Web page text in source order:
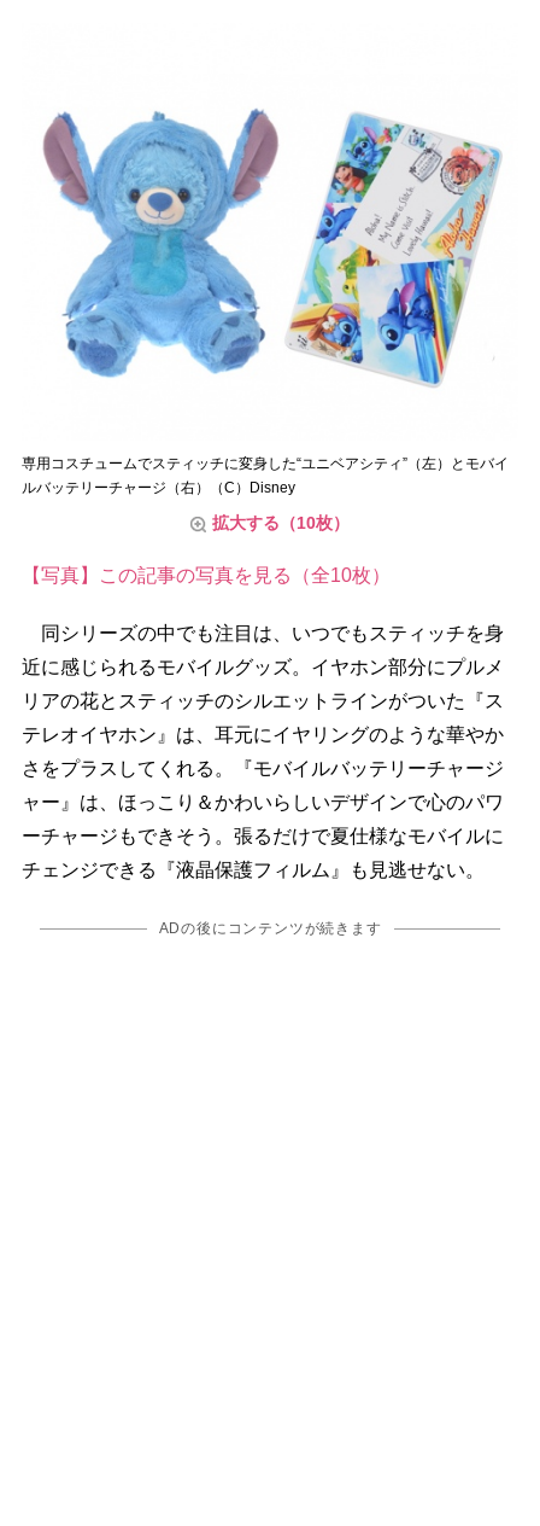
専用コスチュームでスティッチに変身した“ユニベアシティ”（左）とモバイ
ルバッテリーチャージ（右）（C）Disney
拡大する（10枚）
【写真】この記事の写真を見る（全10枚）
同シリーズの中でも注目は、いつでもスティッチを身
近に感じられるモバイルグッズ。イヤホン部分にプルメ
リアの花とスティッチのシルエットラインがついた『ス
テレオイヤホン』は、耳元にイヤリングのような華やか
さをプラスしてくれる。『モバイルバッテリーチャージ
ャー』は、ほっこり＆かわいらしいデザインで心のパワ
ーチャージもできそう。張るだけで夏仕様なモバイルに
チェンジできる『液晶保護フィルム』も見逃せない。
ADの後にコンテンツが続きます